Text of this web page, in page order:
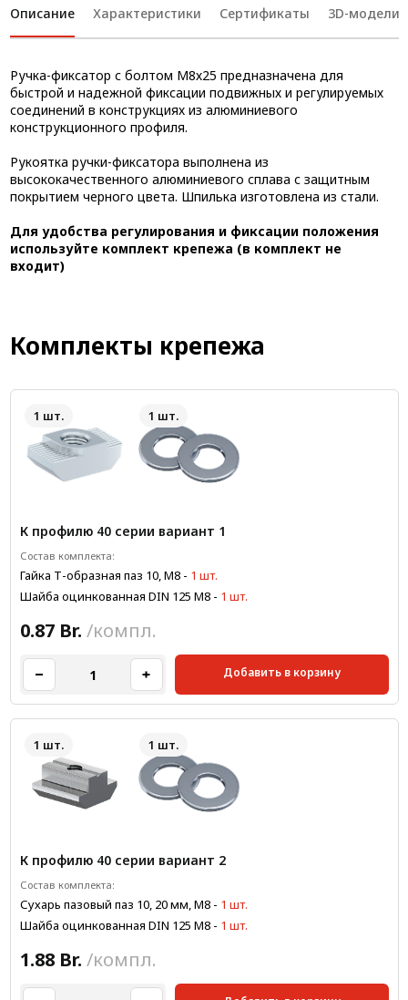
Описание Характеристики Сертификаты 3D-модели
Ручка-фиксатор с болтом М8х25 предназначена для
быстрой и надежной фиксации подвижных и регулируемых
соединений в конструкциях из алюминиевого
конструкционного профиля.
Рукоятка ручки-фиксатора выполнена из
высококачественного алюминиевого сплава с защитным
покрытием черного цвета. Шпилька изготовлена из стали.
Для удобства регулирования и фиксации положения
используйте комплект крепежа (в комплект не
входит)
Комплекты крепежа
1 шт. 1 шт.
К профилю 40 серии вариант 1
Состав комплекта:
Гайка Т-образная паз 10, М8- 1 шт.
Шайба оцинкованная DIN 125 М8- 1 шт.
0.87 Br. /компл.
Добавить в корзину
1 шт. 1 шт.
К профилю 40 серии вариант 2
Состав комплекта:
Сухарь пазовый паз 10, 20 мм, М8- 1 шт.
Шайба оцинкованная DIN 125 М8- 1 шт.
1.88 Br. /компл.